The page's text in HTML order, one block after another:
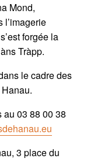
Mond,
l’imagerie
forgée la
Tràpp.
le cadre des
03 88 00 38
3 place du